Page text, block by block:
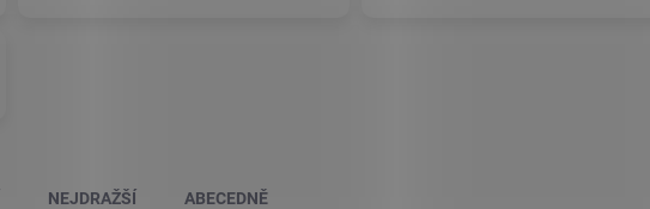
NEJDRAŽŠÍ ABECEDNĚ